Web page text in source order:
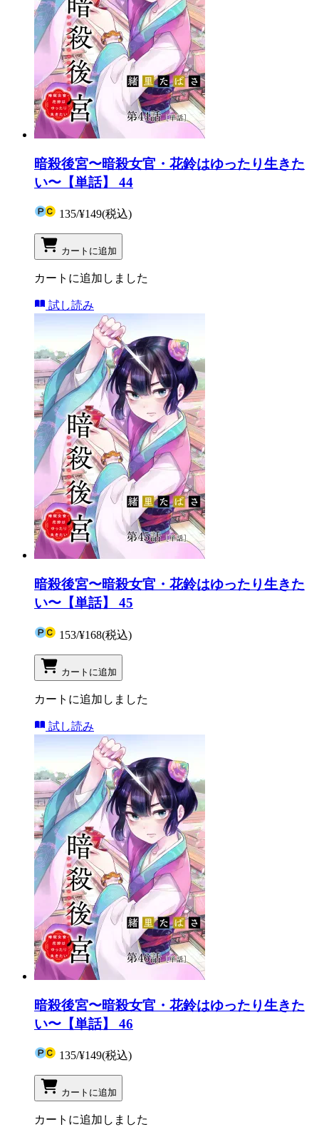
暗殺後宮〜暗殺女官・花鈴はゆったり生きた
い〜【単話】 44
135/¥149(税込)
カートに追加
カートに追加しました
試し読み
暗殺後宮〜暗殺女官・花鈴はゆったり生きた
い〜【単話】 45
153/¥168(税込)
カートに追加
カートに追加しました
試し読み
暗殺後宮〜暗殺女官・花鈴はゆったり生きた
い〜【単話】 46
135/¥149(税込)
カートに追加
カートに追加しました